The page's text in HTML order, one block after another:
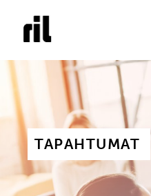
TAPAHTUMAT